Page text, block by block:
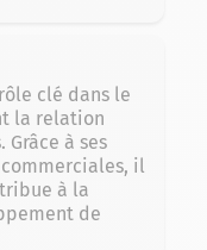
clé dans le
la relation
à ses
il
à la
de